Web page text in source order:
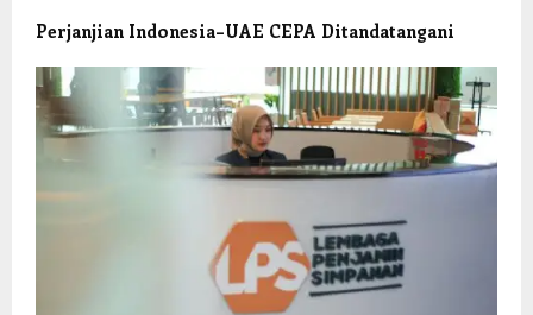
Perjanjian Indonesia–UAE CEPA Ditandatangani